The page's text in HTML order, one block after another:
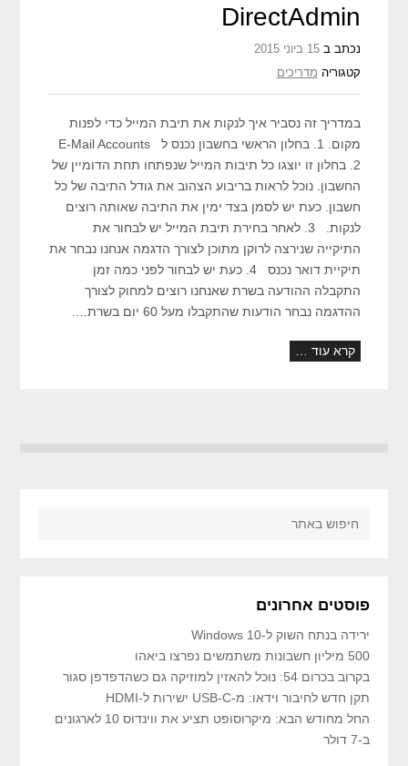
DirectAdmin
נכתב ב15 ביוני 2015
קטגוריה מדריכים
במדריך זה נסביר איך לנקות את תיבת המייל כדי לפנות
מקום. 1. בחלון הראשי בחשבון נכנס ל E-Mail Accounts
2. בחלון זו יוצגו כל תיבות המייל שנפתחו תחת הדומיין של
החשבון. נוכל לראות בריבוע הצהוב את גודל התיבה של כל
חשבון. כעת יש לסמן בצד ימין את התיבה שאותה רוצים
לנקות. 3. לאחר בחירת תיבת המייל יש לבחור את
התיקייה שנירצה לרוקן מתוכן לצורך הדגמה אנחנו נבחר את
תיקיית דואר נכנס 4. כעת יש לבחור לפני כמה זמן
התקבלה ההודעה בשרת שאנחנו רוצים למחוק לצורך
ההדגמה נבחר הודעות שהתקבלו מעל 60 יום בשרת.…
קרא עוד …
פוסטים אחרונים
ירידה בנתח השוק ל-Windows 10
500 מיליון חשבונות משתמשים נפרצו ביאהו
בקרוב בכרום 54: נוכל להאזין למוזיקה גם כשהדפדפן סגור
תקן חדש לחיבור וידאו: מ-USB-C ישירות ל-HDMI
החל מחודש הבא: מיקרוסופט תציע את ווינדוס 10 לארגונים
ב-7 דולר